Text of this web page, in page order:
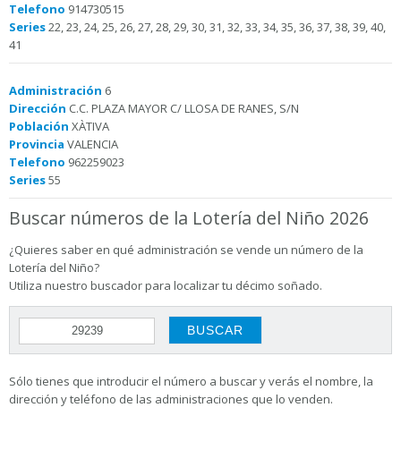
Telefono 914730515
Series22, 23, 24, 25, 26, 27, 28, 29, 30, 31, 32, 33, 34, 35, 36, 37, 38, 39, 40,
41
Administración 6
Dirección C.C. PLAZA MAYOR C/ LLOSA DE RANES, S/N
Población XÀTIVA
Provincia VALENCIA
Telefono 962259023
Series55
Buscar números de la Lotería del Niño 2026
¿Quieres saber en qué administración se vende un número de la
Lotería del Niño?
Utiliza nuestro buscador para localizar tu décimo soñado.
Sólo tienes que introducir el número a buscar y verás el nombre, la
dirección y teléfono de las administraciones que lo venden.